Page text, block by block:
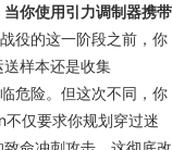
当你使用引力调制器携带
役的这一阶段之前，你
样本还是收集
危险。但这次不同，你
仅要求你规划穿过迷